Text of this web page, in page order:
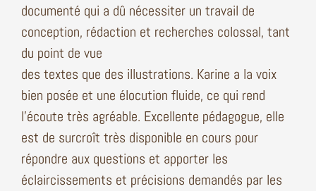
documenté qui a dû nécessiter un travail de
conception, rédaction et recherches colossal, tant
du point de vue
des textes que des illustrations. Karine a la voix
bien posée et une élocution fluide, ce qui rend
l’écoute très agréable. Excellente pédagogue, elle
est de surcroît très disponible en cours pour
répondre aux questions et apporter les
éclaircissements et précisions demandés par les